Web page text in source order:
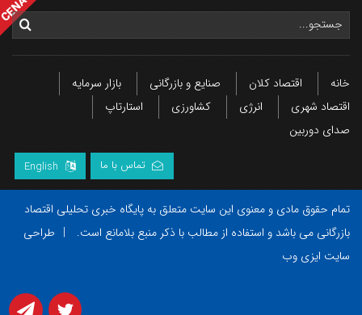
خانه اقتصاد کلان صنایع و بازرگانی
بازار سرمایه
اقتصاد شهری
انرژی کشاورزی
استارتاپ
صدای دوربین
تماس با ما English
تمام حقوق مادی و معنوی این سایت متعلق به پایگاه خبری تحلیلی اقتصاد
بازرگانی می باشد و استفاده از مطالب با ذکر منبع بلامانع است.
| طراحی
سایت ایزی وب